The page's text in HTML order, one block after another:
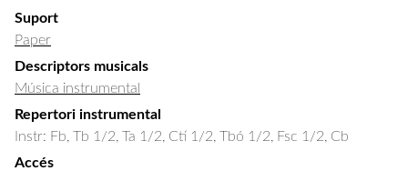
Suport
Paper
Descriptors musicals
Música instrumental
Repertori instrumental
Instr: Fb, Tb 1/2, Ta 1/2, Ctí 1/2, Tbó 1/2, Fsc 1/2, Cb
Accés